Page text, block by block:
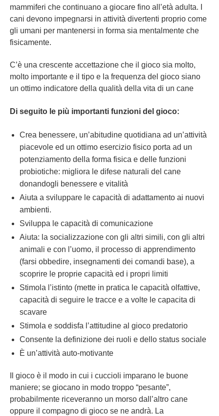
mammiferi che continuano a giocare fino all’età adulta. I
cani devono impegnarsi in attività divertenti proprio come
gli umani per mantenersi in forma sia mentalmente che
fisicamente.
C’è una crescente accettazione che il gioco sia molto,
molto importante e il tipo e la frequenza del gioco siano
un ottimo indicatore della qualità della vita di un cane
Di seguito le più importanti funzioni del gioco:
Crea benessere, un’abitudine quotidiana ad un’attività
piacevole ed un ottimo esercizio fisico porta ad un
potenziamento della forma fisica e delle funzioni
probiotiche: migliora le difese naturali del cane
donandogli benessere e vitalità
Aiuta a sviluppare le capacità di adattamento ai nuovi
ambienti.
Sviluppa le capacità di comunicazione
Aiuta: la socializzazione con gli altri simili, con gli altri
animali e con l’uomo, il processo di apprendimento
(farsi obbedire, insegnamenti dei comandi base), a
scoprire le proprie capacità ed i propri limiti
Stimola l’istinto (mette in pratica le capacità olfattive,
capacità di seguire le tracce e a volte le capacita di
scavare
Stimola e soddisfa l’attitudine al gioco predatorio
Consente la definizione dei ruoli e dello status sociale
È un’attività auto-motivante
Il gioco è il modo in cui i cuccioli imparano le buone
maniere; se giocano in modo troppo “pesante”,
probabilmente riceveranno un morso dall’altro cane
oppure il compagno di gioco se ne andrà. La